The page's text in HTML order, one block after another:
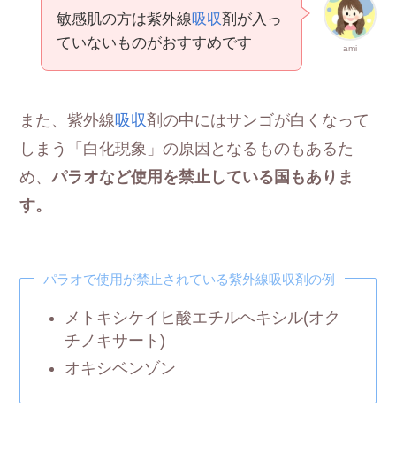
ami
敏感肌の方は紫外線吸収剤が入っ
ていないものがおすすめです
また、紫外線吸収剤の中にはサンゴが白くなって
しまう「白化現象」の原因となるものもあるた
め、パラオなど使用を禁止している国もありま
す。
パラオで使用が禁止されている紫外線吸収剤の例
メトキシケイヒ酸エチルヘキシル(オク
チノキサート)
オキシベンゾン